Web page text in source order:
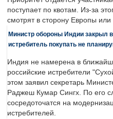
поступает по квотам. Из-за
смотрят в сторону Европы или
Министр обороны Индии закрыл
истребитель покупать не
Индия не намерена в
российские истребители
этом заявил секретарь
Раджеш Кумар Сингх. По его
сосредоточатся на
истребителей.